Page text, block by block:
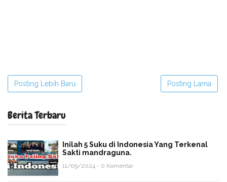
Posting Lebih Baru Posting Lama
Berita Terbaru
Inilah 5 Suku di Indonesia Yang Terkenal
Sakti mandraguna.
11/09/2024 - 0 Komentar